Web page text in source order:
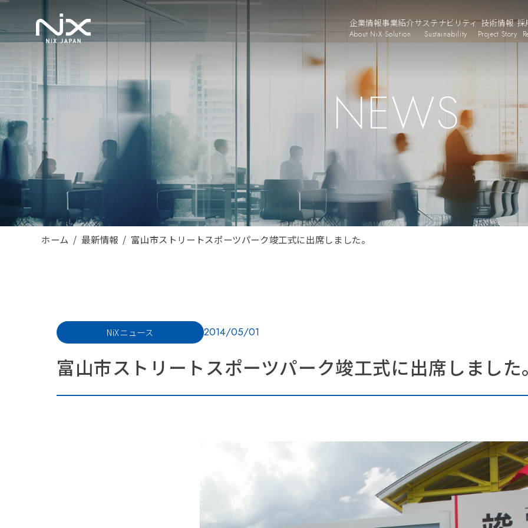
企業情報
About NiX
事業紹介
Solution
サステナビリティ
Sustainability
技術情報
Project Story
採
NEWS
ホーム 最新情報 富山市ストリートスポーツパーク竣工式に出席しました。
NiXニュース 2014/05/01
富山市ストリートスポーツパーク竣工式に出席しました